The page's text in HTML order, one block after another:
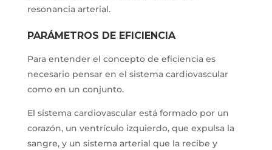
resonancia arterial.
PARÁMETROS DE EFICIENCIA
Para entender el concepto de eficiencia es
necesario pensar en el sistema cardiovascular
como en un conjunto.
El sistema cardiovascular está formado por un
corazón, un ventrículo izquierdo, que expulsa la
sangre, y un sistema arterial que la recibe y